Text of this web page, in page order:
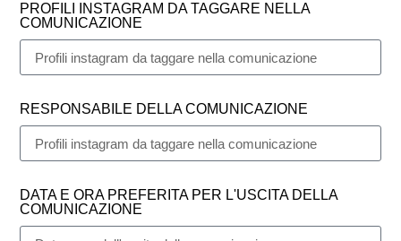
PROFILI INSTAGRAM DA TAGGARE NELLA
COMUNICAZIONE
RESPONSABILE DELLA COMUNICAZIONE
DATA E ORA PREFERITA PER L'USCITA DELLA
COMUNICAZIONE